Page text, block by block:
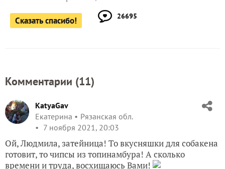
Сказать спасибо! 26695
Комментарии (11)
KatyaGav
Екатерина
Рязанская обл.
7 ноября 2021, 20:03
Ой, Людмила, затейница! То вкусняшки для собакена
готовит, то чипсы из топинамбура! А сколько
времени и труда, восхищаюсь Вами!